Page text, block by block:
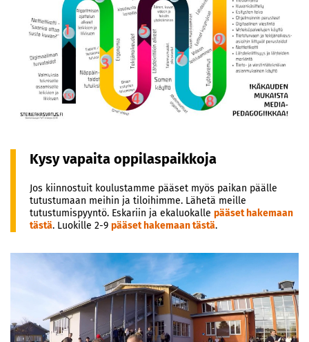
Kysy vapaita oppilaspaikkoja
Jos kiinnostuit koulustamme pääset myös paikan päälle
tutustumaan meihin ja tiloihimme. Lähetä meille
tutustumispyyntö. Eskariin ja ekaluokalle pääset hakemaan
tästä. Luokille 2-9 pääset hakemaan tästä.